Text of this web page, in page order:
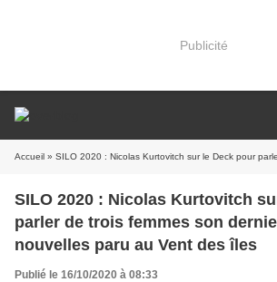
Publicité
Accueil » SILO 2020 : Nicolas Kurtovitch sur le Deck pour parler de trois femmes son dernier
SILO 2020 : Nicolas Kurtovitch
parler de trois femmes son
nouvelles paru au Vent des îles
Publié le 16/10/2020 à 08:33